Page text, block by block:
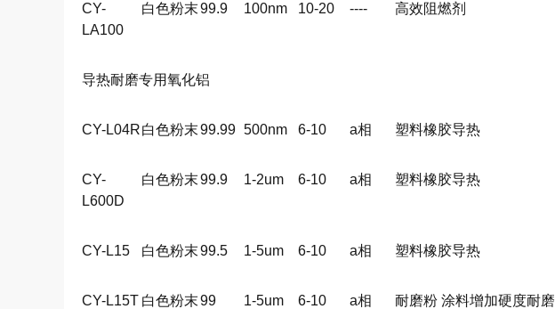
CY-
LA100
白色粉末99.9 100nm 10-20 ---- 高效阻燃剂
导热耐磨专用氧化铝
CY-L04R白色粉末99.99 500nm 6-10 a相 塑料橡胶导热
CY-
L600D
白色粉末99.9 1-2um 6-10 a相 塑料橡胶导热
CY-L15 白色粉末99.5 1-5um 6-10 a相 塑料橡胶导热
CY-L15T 白色粉末99 1-5um 6-10 a相 耐磨粉 涂料增加硬度耐磨